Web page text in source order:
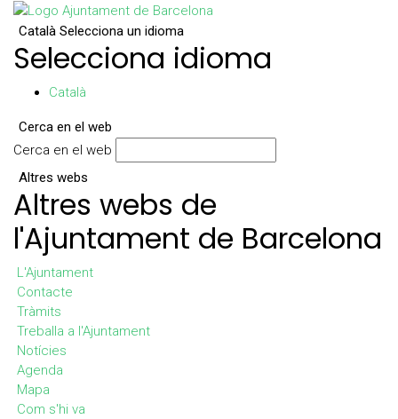
Català Selecciona un idioma
Selecciona idioma
Català
Cerca en el web
Cerca en el web
Altres webs
Altres webs de
l'Ajuntament de Barcelona
L'Ajuntament
Contacte
Tràmits
Treballa a l'Ajuntament
Notícies
Agenda
Mapa
Com s'hi va